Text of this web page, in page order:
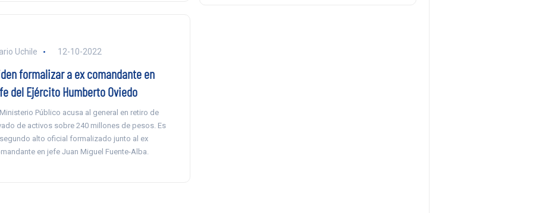
Uchile 12-10-2022
formalizar a ex comandante en
del Ejército Humberto Oviedo
Público acusa al general en retiro de
de activos sobre 240 millones de pesos. Es
alto oficial formalizado junto al ex
en jefe Juan Miguel Fuente-Alba.